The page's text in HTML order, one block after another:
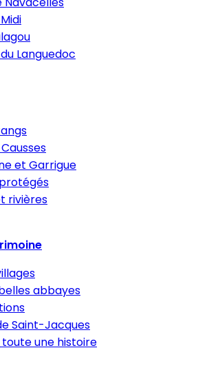
Languedoc
et Garrigue
rivières
abbayes
Saint-Jacques
toute une histoire